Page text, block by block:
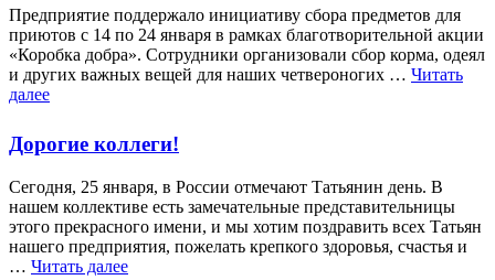
Предприятие поддержало инициативу сбора предметов для
приютов с 14 по 24 января в рамках благотворительной акции
«Коробка добра». Сотрудники организовали сбор корма, одеял
и других важных вещей для наших четвероногих … Читать
далее
Дорогие коллеги!
Сегодня, 25 января, в России отмечают Татьянин день. В
нашем коллективе есть замечательные представительницы
этого прекрасного имени, и мы хотим поздравить всех Татьян
нашего предприятия, пожелать крепкого здоровья, счастья и
… Читать далее